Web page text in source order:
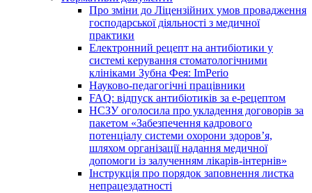
Про зміни до Ліцензійних умов провадження
господарської діяльності з медичної
практики
Електронний рецепт на антибіотики у
системі керування стоматологічними
клініками Зубна Фея: ImPerio
Науково-педагогічні працівники
FAQ: відпуск антибіотиків за е-рецептом
НСЗУ оголосила про укладення договорів за
пакетом «Забезпечення кадрового
потенціалу системи охорони здоров’я,
шляхом організації надання медичної
допомоги із залученням лікарів-інтернів»
Інструкція про порядок заповнення листка
непрацездатності